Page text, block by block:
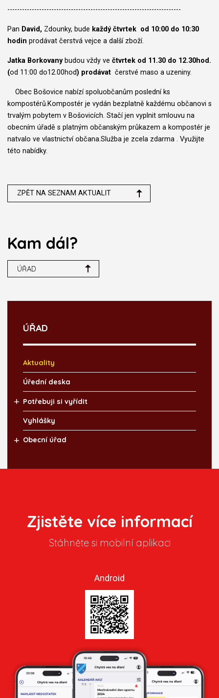
-----------------------------------------------------------------------
Pan David, Zdounky, bude každý čtvrtek od 10:00 do 10:30
hodin prodávat čerstvá vejce a další zboží.
Jatka Borkovanybudou vždy ve čtvrtek od 11.30 do 12.30hod.
(od 11:00 do12.00hod) prodávat čerstvé maso a uzeniny.
Obec Bošovice nabízí spoluobčanům poslední ks
kompostérů.Kompostér je vydán bezplatně každému občanovi s
trvalým pobytem v Bošovicích. Stačí jen vyplnit smlouvu na
obecním úřadě s platným občanským průkazem a kompostér je
natvalo ve vlastnictví občana.Služba je zcela zdarma . Využijte
této nabídky.
ZPĚT NA SEZNAM AKTUALIT
Kam dál?
ÚŘAD
ÚŘAD
Aktuality
Úřední deska
Potřebuji si vyřídit
Vyhlášky
Obecní úřad
Zjistěte více informací
Stáhněte si mobilní aplikaci
Android